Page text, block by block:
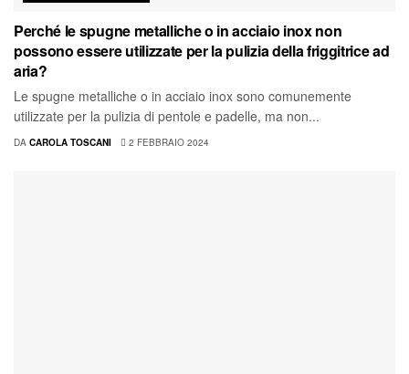
Perché le spugne metalliche o in acciaio inox non
possono essere utilizzate per la pulizia della friggitrice ad
aria?
Le spugne metalliche o in acciaio inox sono comunemente
utilizzate per la pulizia di pentole e padelle, ma non...
DA CAROLA TOSCANI 2 FEBBRAIO 2024